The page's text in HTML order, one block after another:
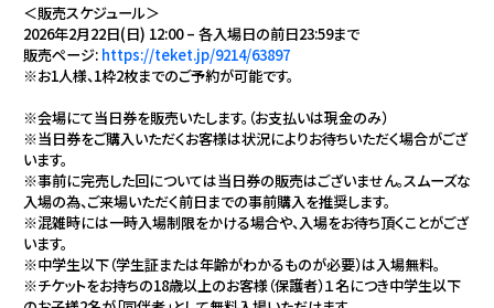
＜販売スケジュール＞
2026年2月22日(日) 12:00 – 各入場日の前日23:59まで
販売ページ: https://teket.jp/9214/63897
※お1人様、1枠2枚までのご予約が可能です。
※会場にて当日券を販売いたします。（お支払いは現金のみ）
※当日券をご購入いただくお客様は状況によりお待ちいただく場合がござ
います。
※事前に完売した回については当日券の販売はございません。スムーズな
入場の為、ご来場いただく前日までの事前購入を推奨します。
※混雑時には一時入場制限をかける場合や、入場をお待ち頂くことがござ
います。
※中学生以下（学生証または年齢がわかるものが必要）は入場無料。
※チケットをお持ちの18歳以上のお客様（保護者）１名につき中学生以下